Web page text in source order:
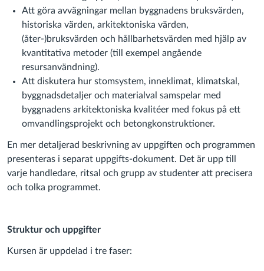
Att göra avvägningar mellan byggnadens bruksvärden,
historiska värden, arkitektoniska värden,
(åter-)bruksvärden och hållbarhetsvärden med hjälp av
kvantitativa metoder (till exempel angående
resursanvändning).
Att diskutera hur stomsystem, inneklimat, klimatskal,
byggnadsdetaljer och materialval samspelar med
byggnadens arkitektoniska kvalitéer med fokus på ett
omvandlingsprojekt och betongkonstruktioner.
En mer detaljerad beskrivning av uppgiften och programmen
presenteras i separat uppgifts-dokument. Det är upp till
varje handledare, ritsal och grupp av studenter att precisera
och tolka programmet.
Struktur och uppgifter
Kursen är uppdelad i tre faser: